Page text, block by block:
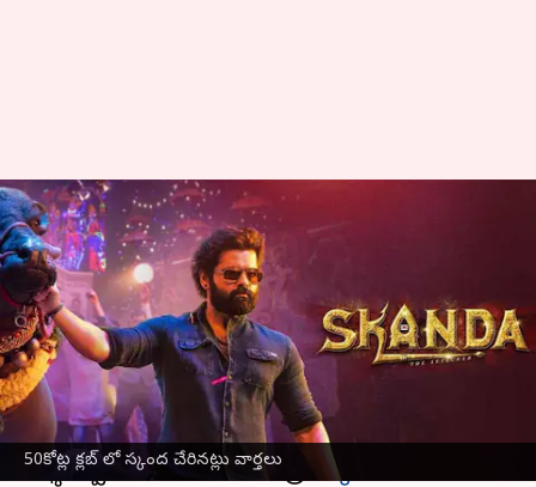
50కోట్ల క్లబ్ లో స్కంద చేరినట్లు వార్తలు
వసూళ్లలో దూసుకుపోతున్న రామ్
పోతినేని 'స్కంద': 50కోట్ల క్లబ్‌లో
చేరిన మూవీ!
వ్రాసిన వారు Sriram Pranateja Oct 03, 2023 05:58 pm
ఈ వార్తాకథనం ఏంటి
ఎనర్జిటిక్ స్టార్రామ్ పోతినేనిహీరోగా బోయపాటి శ్రీను
దర్శకత్వం లో రూపొందిన చిత్రంస్కంద.